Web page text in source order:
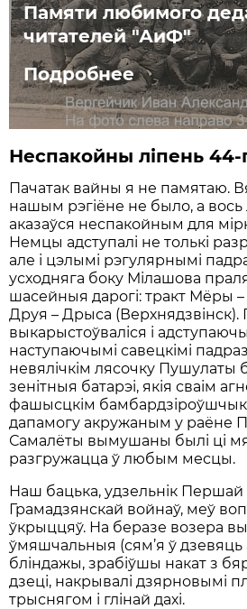
Памяти любимого
читателей "АиФ"
Подробнее
Неспакойны ліпень 44-
Пачатак вайны я не памятаю.
нашым рэгіёне не было, а вось
аказаўся неспакойным для
Немцы адступалі не толькі
але і цэлымі рэгулярнымі
усходняга боку Мілашова
шасейныя дарогі: тракт Мёры
Друя – Дрыса (Верхнядзвінск).
выкарыстоўваліся і
наступаючымі савецкімі
невялічкім лясочку Пушулаты
зенітныя батарэі, якія сваім
фашысцкім
дапамогу акружаным у раёне
Самалёты вымушаны былі ці
разгружацца ў любым месцы.
Наш бацька, удзельнік Першай
Грамадзянскай войнаў, меў
ўкрыццяў. На беразе возера
ўмяшчальныя (сям’я ў дзевяць
бліндажы, зрабіўшы накат з
дзеці, накрывалі дзярновымі
трыснягом і глінай дахі.